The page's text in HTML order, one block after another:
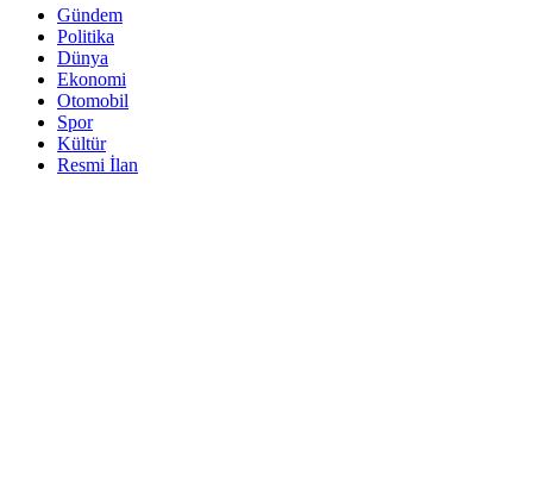
Gündem
Politika
Dünya
Ekonomi
Otomobil
Spor
Kültür
Resmi İlan